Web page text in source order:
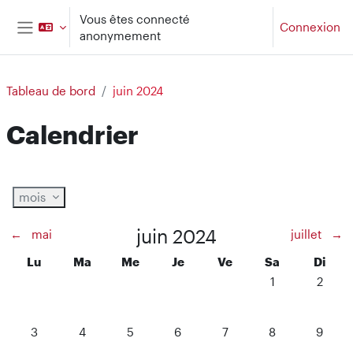
Passer au contenu principal
Panneau latéral
Vous êtes connecté
anonymement
Connexion
Tableau de bord juin 2024
Calendrier
mois
← mai juin 2024 juillet
→
Lundi
Lu Mardi
Ma Mercredi
Me Jeudi
Je Vendredi
Ve Samedi
Sa
Di
Aucun
1 Aucun
2
Aucun événement, lundi 3 juin
3 Aucun événement, mardi 4 juin
4 Aucun événement, mercredi 5 juin
5 Aucun événement, jeudi 6 juin
6 Aucun événement,
7 Aucun
8 Aucun
9